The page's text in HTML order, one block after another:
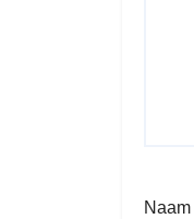
Naam